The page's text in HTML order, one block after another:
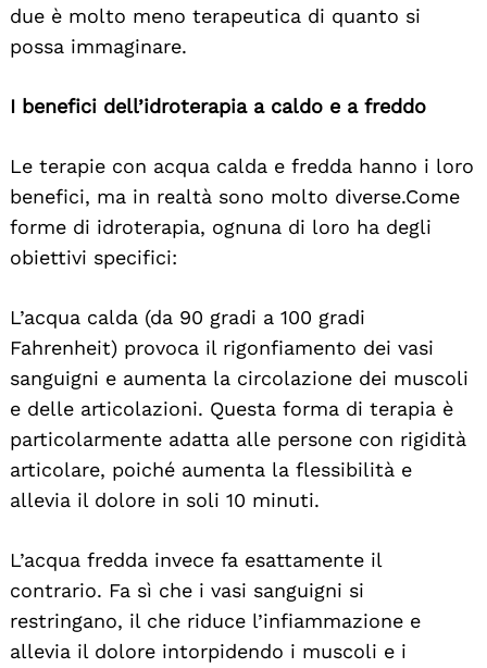
due è molto meno terapeutica di quanto si
possa immaginare.
I benefici dell’idroterapia a caldo e a freddo
Le terapie con acqua calda e fredda hanno i loro
benefici, ma in realtà sono molto diverse. Come
forme di idroterapia, ognuna di loro ha degli
obiettivi specifici:
L’acqua calda (da 90 gradi a 100 gradi
Fahrenheit) provoca il rigonfiamento dei vasi
sanguigni e aumenta la circolazione dei muscoli
e delle articolazioni. Questa forma di terapia è
particolarmente adatta alle persone con rigidità
articolare, poiché aumenta la flessibilità e
allevia il dolore in soli 10 minuti.
L’acqua fredda invece fa esattamente il
contrario. Fa sì che i vasi sanguigni si
restringano, il che riduce l’infiammazione e
allevia il dolore intorpidendo i muscoli e i